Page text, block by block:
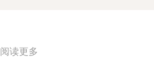
阅读更多